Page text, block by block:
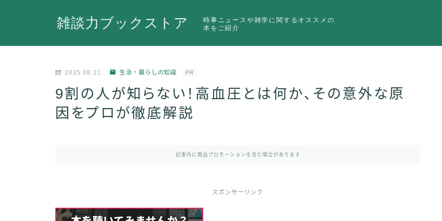
雑談力ブックストア
時事ニュースや雑学に関するオススメの
本をご紹介
2025.08.21 生活・暮らしの知識 PR
9割の人が知らない！高血圧とは何か、その意外な原
因をプロが徹底解説
記事内に商品プロモーションを含む場合があります
スポンサーリンク